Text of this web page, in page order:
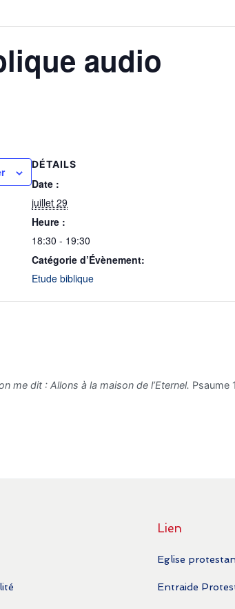
audio
DÉTAILS
Date :
juillet 29
Heure :
18:30 - 19:30
Catégorie d’Évènement:
Etude biblique
me dit : Allons à la maison de l’Eternel. Psaume
Lien
Eglise
Entraide